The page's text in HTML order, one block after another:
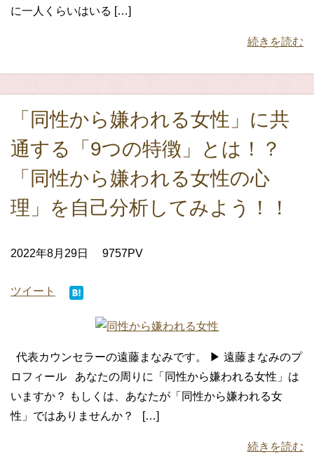
に一人くらいはいる […]
続きを読む
「同性から嫌われる女性」に共
通する「9つの特徴」とは！？
「同性から嫌われる女性の心
理」を自己分析してみよう！！
2022年8月29日 9757PV
ツイート
代表カウンセラーの遠藤まなみです。 ▶ 遠藤まなみのプ
ロフィール あなたの周りに「同性から嫌われる女性」は
いますか？ もしくは、あなたが「同性から嫌われる女
性」ではありませんか？ […]
続きを読む